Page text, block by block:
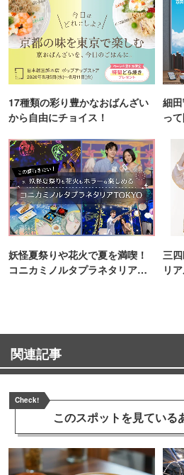
17種類の彩り豊かなおばんざい
から自由にチョイス！
細
っ
妖怪夏祭りや花火で夏を満喫！
コニカミノルタプラネタリア
三
リ
関連記事
Check!
このスポットを見ている